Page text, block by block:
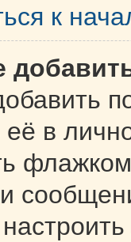
к
её в